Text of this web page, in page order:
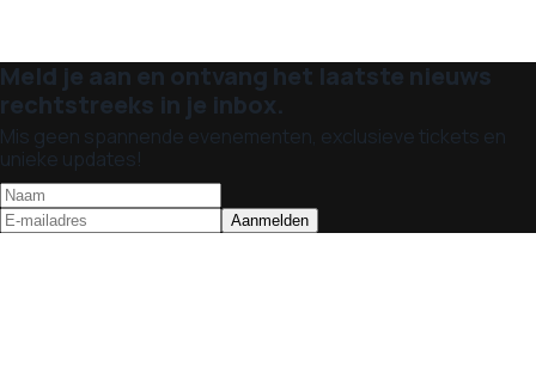
Meld je aan en ontvang het laatste nieuws
rechtstreeks in je inbox.
Mis geen spannende evenementen, exclusieve tickets en
unieke updates!